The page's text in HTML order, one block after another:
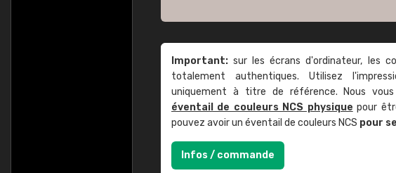
Important: sur les écrans d'ordinateur, les
totalement authentiques. Utilisez
uniquement à titre de référence. Nous vous
éventail de couleurs NCS physique pour
pouvez avoir un éventail de couleurs NCS pour
Infos / commande